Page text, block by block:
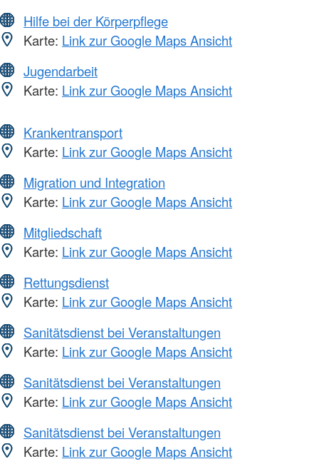
Hilfe bei der Körperpflege
Karte: Link zur Google Maps Ansicht
Jugendarbeit
Karte: Link zur Google Maps Ansicht
Krankentransport
Karte: Link zur Google Maps Ansicht
Migration und Integration
Karte: Link zur Google Maps Ansicht
Mitgliedschaft
Karte: Link zur Google Maps Ansicht
Rettungsdienst
Karte: Link zur Google Maps Ansicht
Sanitätsdienst bei Veranstaltungen
Karte: Link zur Google Maps Ansicht
Sanitätsdienst bei Veranstaltungen
Karte: Link zur Google Maps Ansicht
Sanitätsdienst bei Veranstaltungen
Karte: Link zur Google Maps Ansicht